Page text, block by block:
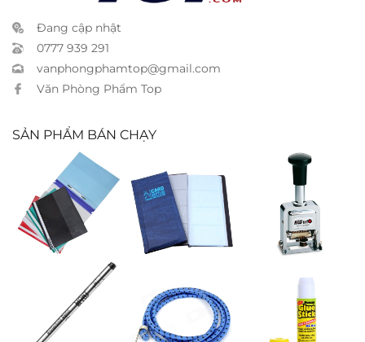
Đang cập nhật
0777 939 291
vanphongphamtop@gmail.com
Văn Phòng Phẩm Top
SẢN PHẨM BÁN CHẠY
Bìa acco nhựa
Sổ danh thiếp
240
Đóng 6 số tự
động Kwtrio
Ruột bút
Montblanc
rollerball M đen
Dây thun gàng Hồ khô 8g